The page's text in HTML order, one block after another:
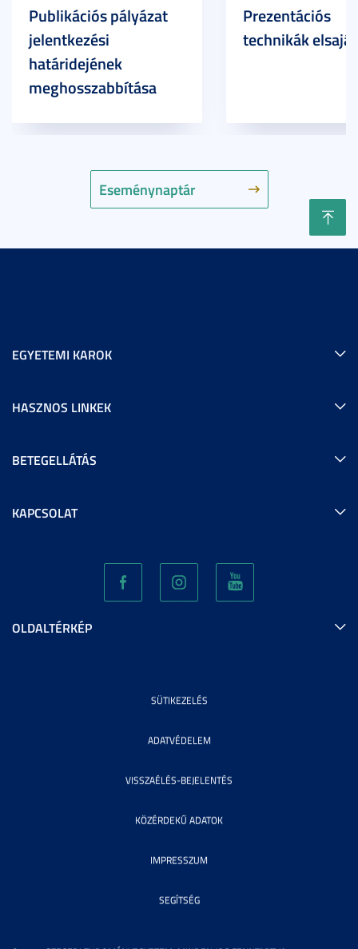
Eseménynaptár
Publikációs pályázat
jelentkezési
határidejének
meghosszabbítása
Prezentációs
technikák
EGYETEMI KAROK
HASZNOS LINKEK
BETEGELLÁTÁS
KAPCSOLAT
OLDALTÉRKÉP
SÜTIKEZELÉS
ADATVÉDELEM
VISSZAÉLÉS-BEJELENTÉS
KÖZÉRDEKŰ ADATOK
IMPRESSZUM
SEGÍTSÉG